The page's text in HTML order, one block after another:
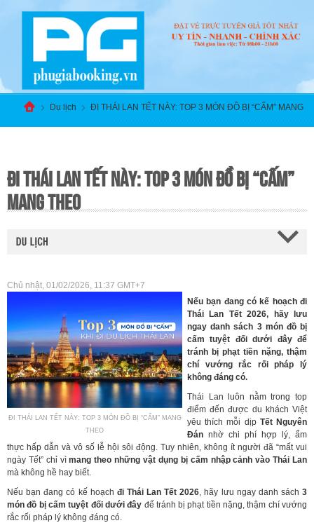
Du lịch ĐI THÁI LAN TẾT NÀY: TOP 3 MÓN ĐỒ BỊ “CẤM” MANG
ĐI THÁI LAN TẾT NÀY: TOP 3 MÓN ĐỒ BỊ “CẤM”
MANG THEO
Chủ nhật, 01/02/2026, 11:37 GMT+7
ĐI THÁI LAN TẾT NÀY: TOP 3 MÓN ĐỒ BỊ “CẤM” MANG
THEO
Nếu bạn đang có kế hoạch đi
Thái Lan Tết 2026, hãy lưu
ngay danh sách 3 món đồ bị
cấm tuyệt đối dưới đâyđể
tránh bị phạt tiền nặng, thậm
chí vướng rắc rối pháp lý
không đáng có.
Thái Lan luôn nằm trong top
điểm đến được du khách Việt
yêu thích mỗi dịp Tết Nguyên
Đán nhờ chi phí hợp lý, ẩm
thực hấp dẫn và vô số lễ hội sôi động. Tuy nhiên, không ít người đã “mất vui
ngày Tết” chỉ vìmang theo những vật dụng bị cấm nhập cảnh vào Thái Lan
mà không hề hay biết.
Nếu bạn đang có kế hoạch đi Thái Lan Tết 2026, hãy lưu ngay danh sách 3
món đồ bị cấm tuyệt đối dưới đây để tránh bị phạt tiền nặng, thậm chí vướng
rắc rối pháp lý không đáng có.